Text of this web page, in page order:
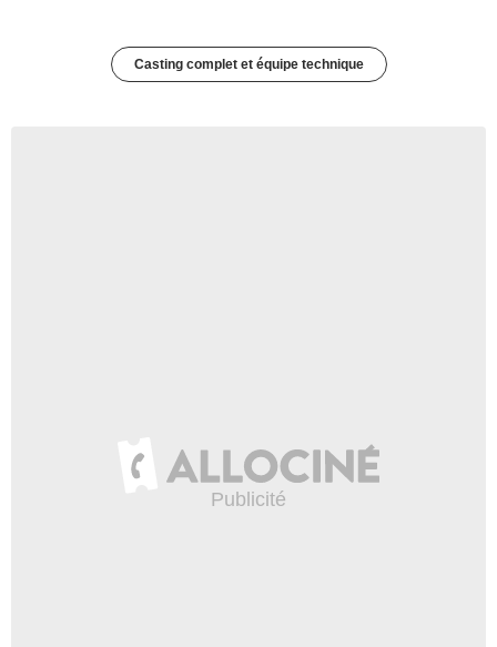
Casting complet et équipe technique